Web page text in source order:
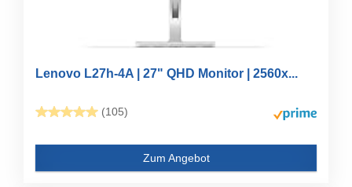
Lenovo L27h-4A | 27" QHD Monitor | 2560x...
(105)
Zum Angebot